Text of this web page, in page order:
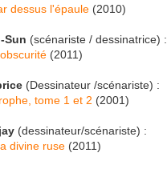
dessus l'épaule (2010)
Sun (scénariste / dessinatrice) :
(2011)
(Dessinateur /scénariste) :
tome 1 et 2 (2001)
(dessinateur/scénariste) :
divine ruse (2011)